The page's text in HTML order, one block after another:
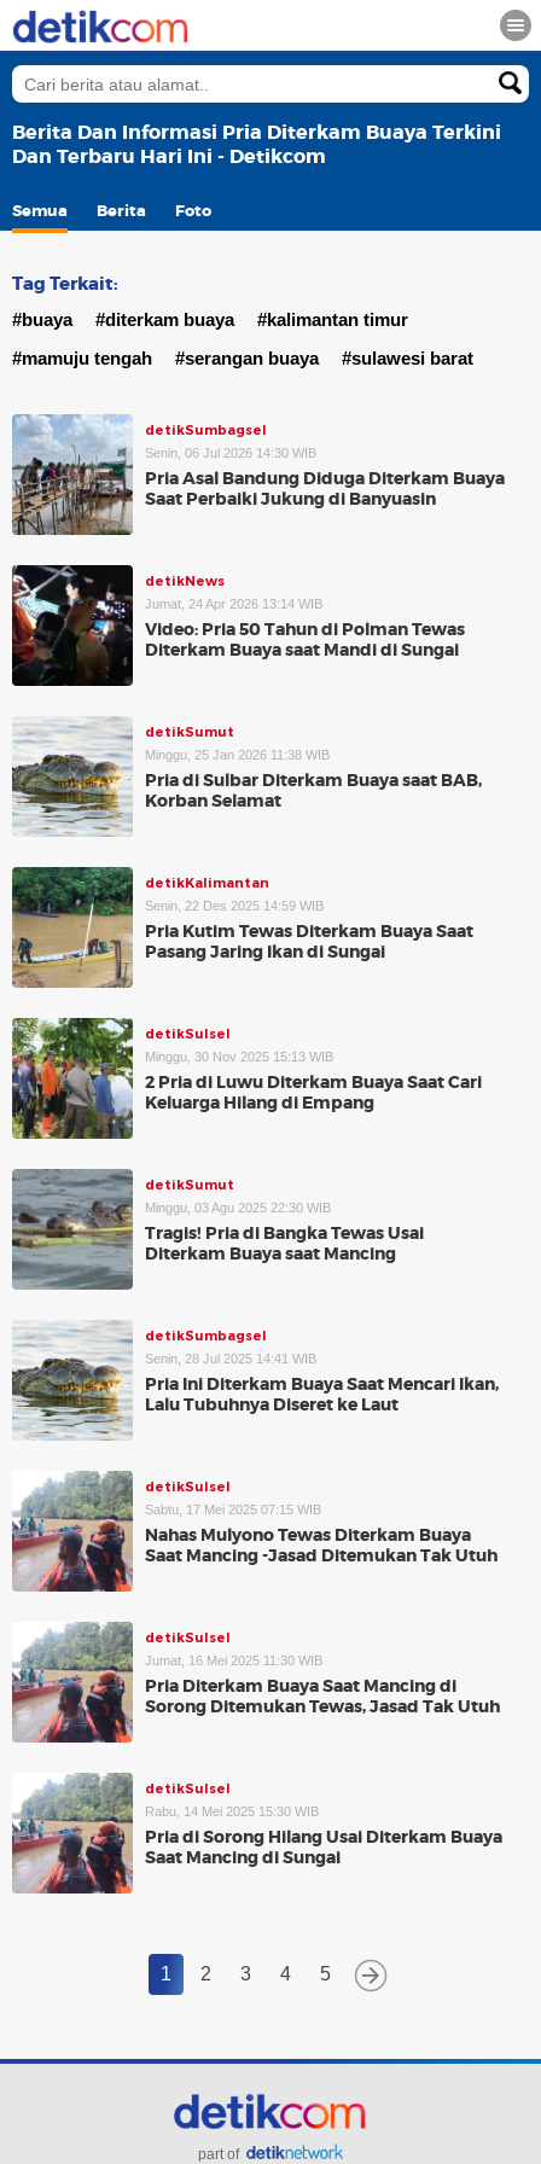
Berita Dan Informasi Pria Diterkam Buaya Terkini
Dan Terbaru Hari Ini - Detikcom
Semua Berita Foto
Tag Terkait:
#buaya #diterkam buaya
#kalimantan timur
#mamuju tengah
#serangan buaya #sulawesi barat
detikSumbagsel
Senin, 06 Jul 2026 14:30 WIB
Pria Asal Bandung Diduga Diterkam Buaya
Saat Perbaiki Jukung di Banyuasin
detikNews
Jumat, 24 Apr 2026 13:14 WIB
Video: Pria 50 Tahun di Polman Tewas
Diterkam Buaya saat Mandi di Sungai
detikSumut
Minggu, 25 Jan 2026 11:38 WIB
Pria di Sulbar Diterkam Buaya saat BAB,
Korban Selamat
detikKalimantan
Senin, 22 Des 2025 14:59 WIB
Pria Kutim Tewas Diterkam Buaya Saat
Pasang Jaring Ikan di Sungai
detikSulsel
Minggu, 30 Nov 2025 15:13 WIB
2 Pria di Luwu Diterkam Buaya Saat Cari
Keluarga Hilang di Empang
detikSumut
Minggu, 03 Agu 2025 22:30 WIB
Tragis! Pria di Bangka Tewas Usai
Diterkam Buaya saat Mancing
detikSumbagsel
Senin, 28 Jul 2025 14:41 WIB
Pria Ini Diterkam Buaya Saat Mencari Ikan,
Lalu Tubuhnya Diseret ke Laut
detikSulsel
Sabtu, 17 Mei 2025 07:15 WIB
Nahas Mulyono Tewas Diterkam Buaya
Saat Mancing -Jasad Ditemukan Tak Utuh
detikSulsel
Jumat, 16 Mei 2025 11:30 WIB
Pria Diterkam Buaya Saat Mancing di
Sorong Ditemukan Tewas, Jasad Tak Utuh
detikSulsel
Rabu, 14 Mei 2025 15:30 WIB
Pria di Sorong Hilang Usai Diterkam Buaya
Saat Mancing di Sungai
1 2 3 4 5
part of